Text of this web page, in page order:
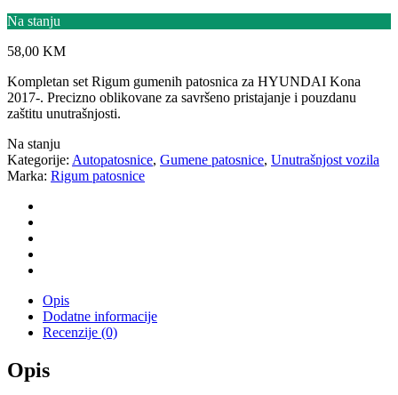
Na stanju
58,00 KM
Kompletan set Rigum gumenih patosnica za HYUNDAI Kona
2017-. Precizno oblikovane za savršeno pristajanje i pouzdanu
zaštitu unutrašnjosti.
Na stanju
Kategorije: Autopatosnice, Gumene patosnice, Unutrašnjost vozila
Marka: Rigum patosnice
Opis
Dodatne informacije
Recenzije (0)
Opis